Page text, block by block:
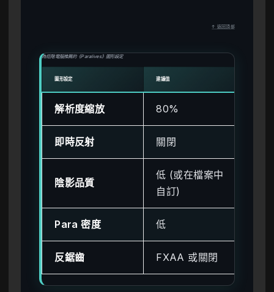
↑ 返回頂部
為低階電腦推薦的《Paralives》圖形設定
圖形設定 建議值
解析度縮放 80%
即時反射 關閉
陰影品質
低 (或在檔案中
自訂)
Para 密度 低
反鋸齒 FXAA 或關閉